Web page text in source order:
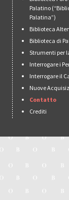
Palatino
Palatina”)
Biblioteca
Biblioteca di
Strumenti per
Interrogare i
Interrogare il
Nuove
Contatto
Crediti